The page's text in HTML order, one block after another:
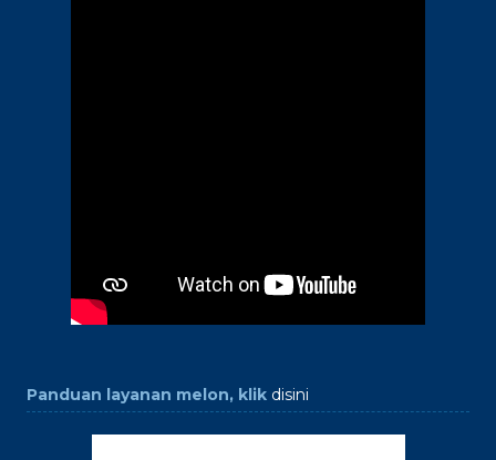
Panduan layanan melon, klik disini